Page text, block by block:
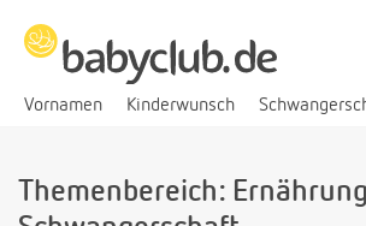
Vornamen Kinderwunsch
Themenbereich: